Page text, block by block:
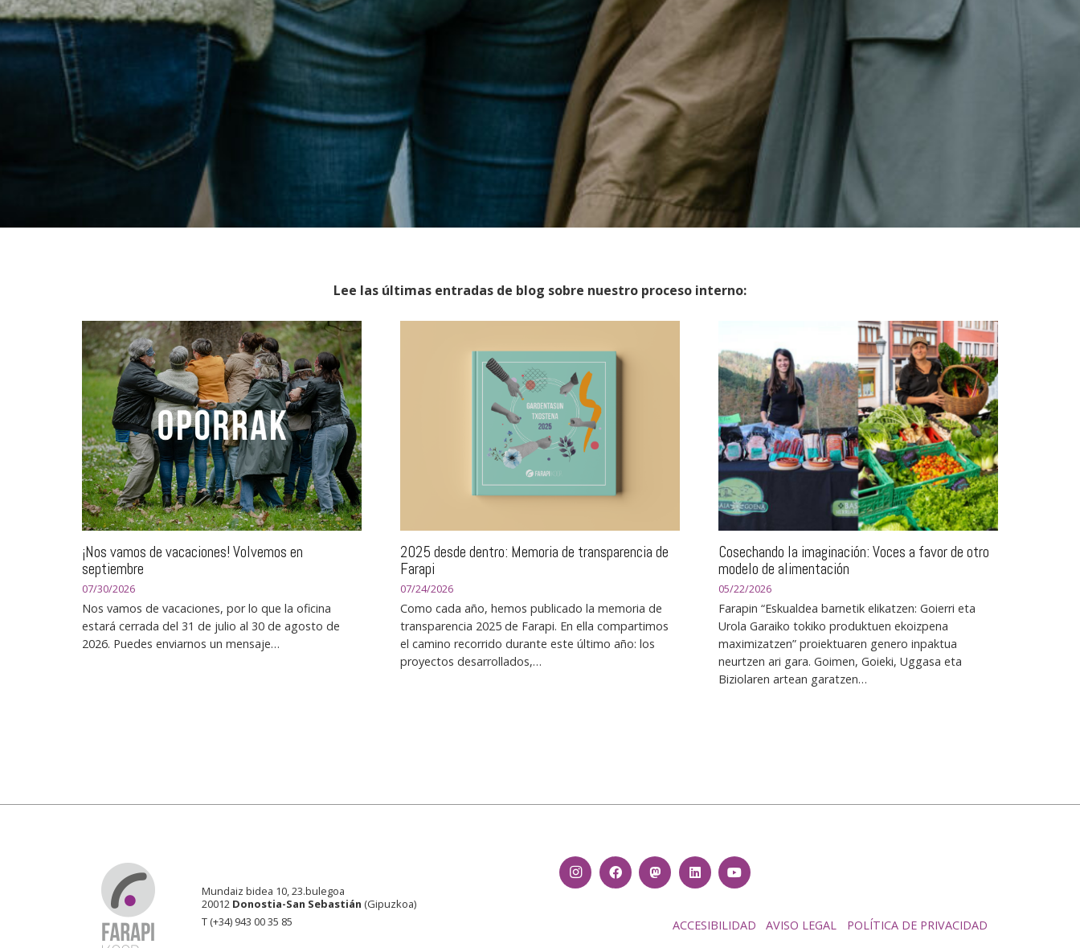
Lee las últimas entradas de blog sobre nuestro proceso interno:
¡Nos vamos de vacaciones! Volvemos en
septiembre
07/30/2026
Nos vamos de vacaciones, por lo que la oficina
estará cerrada del 31 de julio al 30 de agosto de
2026. Puedes enviarnos un mensaje…
2025 desde dentro: Memoria de transparencia de
Farapi
07/24/2026
Como cada año, hemos publicado la memoria de
transparencia 2025 de Farapi. En ella compartimos
el camino recorrido durante este último año: los
proyectos desarrollados,…
Cosechando la imaginación: Voces a favor de otro
modelo de alimentación
05/22/2026
Farapin “Eskualdea barnetik elikatzen: Goierri eta
Urola Garaiko tokiko produktuen ekoizpena
maximizatzen” proiektuaren genero inpaktua
neurtzen ari gara. Goimen, Goieki, Uggasa eta
Biziolaren artean garatzen…
Mundaiz bidea 10, 23.bulegoa
20012 Donostia-San Sebastián (Gipuzkoa)
T (+34) 943 00 35 85
ACCESIBILIDAD AVISO LEGAL POLÍTICA DE PRIVACIDAD